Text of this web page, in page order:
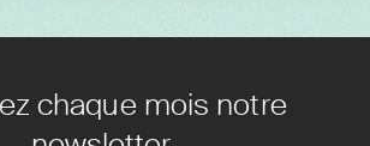
chaque mois notre